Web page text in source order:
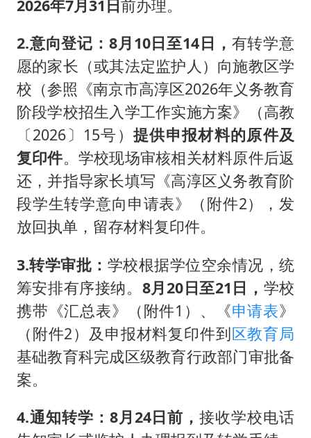
2026年7月31日前办理。
2.意向登记： 8月10日至14日， 有转学意
愿的家长（或其法定监护人）向施教区学
校（参照《南京市高淳区2026年义务教育
阶段学校招生入学工作实施方案》（高教
〔2026〕15号） 提供申报材料的原件及
复印件。学校现场审核相关材料原件后返
还，并指导家长填写《高淳区义务教育阶
段学生转学意向申请表》（附件2），发
放回执单，留存材料复印件。
3.转学审批： 学校根据学位空余情况，统
筹安排有序接纳。 8月20日至21日， 学校
携带《汇总表》（附件1）、《申请表》
（附件2）及申报材料复印件到区教育局
基础教育科完成区级教育行政部门审批备
案。
4.通知转学： 8月24日前，接收学校电话